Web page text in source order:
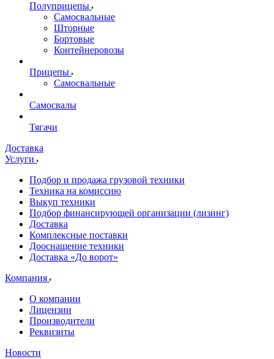
Полуприцепы
Самосвальные
Шторные
Бортовые
Контейнеровозы
Прицепы
Самосвальные
Самосвалы
Тягачи
Доставка
Услуги
Подбор и продажа грузовой техники
Техника на комиссию
Выкуп техники
Подбор финансирующей организации (лизинг)
Доставка
Комплексные поставки
Дооснащение техники
Доставка «До ворот»
Компания
О компании
Лицензии
Производители
Реквизиты
Новости